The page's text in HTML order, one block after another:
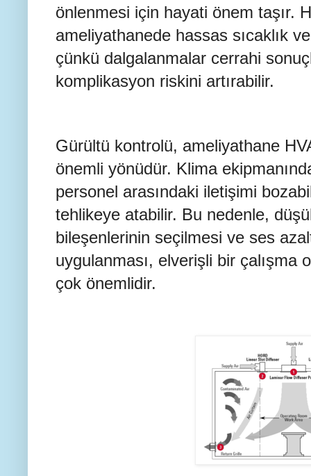
önlenmesi için hayati önem taşır.
ameliyathanede hassas sıcaklık
çünkü dalgalanmalar cerrahi
komplikasyon riskini artırabilir.
Gürültü kontrolü, ameliyathane
önemli yönüdür. Klima
personel arasındaki iletişimi
tehlikeye atabilir. Bu nedenle,
bileşenlerinin seçilmesi ve ses
uygulanması, elverişli bir çalışma
çok önemlidir.